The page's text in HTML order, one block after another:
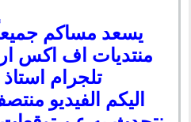
يسعد مساكم
منتديات اف اكس
تلجرام
اليكم الفيديو